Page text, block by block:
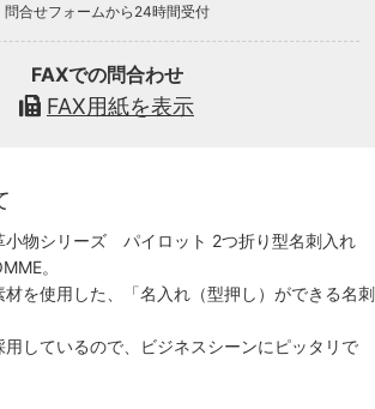
問合せフォームから24時間受付
FAXでの問合わせ
FAX用紙を表示
小物シリーズ パイロット 2つ折り型名刺入れ
。
を使用した、「名入れ（型押し）ができる名刺
しているので、ビジネスシーンにピッタリで